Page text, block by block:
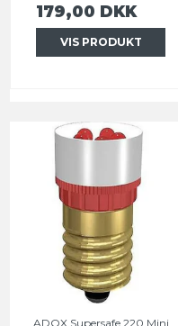
179,00 DKK
VIS PRODUKT
ADOX Supersafe 220 Mini